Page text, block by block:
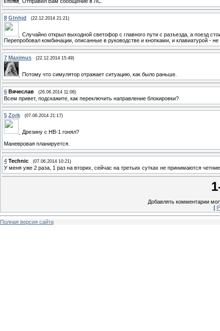
8 Gtnhjd (22.12.2014 21:21)
Случайно открыл выходной светофор с главного пути с разъезда, а поезд
Перепробовал комбинации, описанные в руководстве и кнопками, и клавиатурой -
7 Maximus (22.12.2014 15:49)
Потому что симулятор отражает ситуацию, как было раньше.
6 Вячеслав (26.06.2014 11:06)
Всем привет, подскажите, как переключить направление блокировки?
5 Zork (07.06.2014 21:17)
Дрезину с НВ-1 гонял?
Маневровая планируется.
4 Technic (07.06.2014 10:21)
У меня уже 2 раза, 1 раз на вторих, сейчас на третьих сутках не принимаются
Добавлять комментарии
[
Полная версия сайта